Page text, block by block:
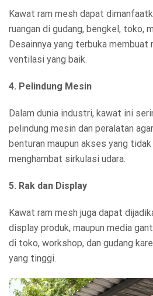
Kawat ram mesh dapat
ruangan di gudang, bengkel, toko,
Desainnya yang terbuka
ventilasi yang baik.
4. Pelindung Mesin
Dalam dunia industri, kawat ini
pelindung mesin dan peralatan
benturan maupun akses yang
menghambat sirkulasi udara.
5. Rak dan Display
Kawat ram mesh juga dapat
display produk, maupun media
di toko, workshop, dan gudang
yang tinggi.